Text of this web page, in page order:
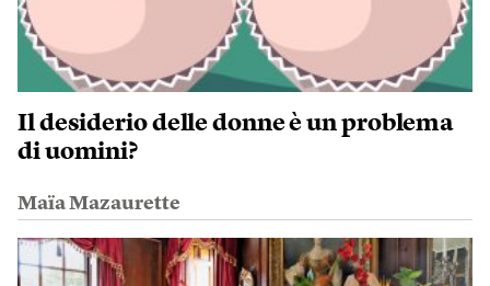
Il desiderio delle donne è un problema
di uomini?
Maïa Mazaurette